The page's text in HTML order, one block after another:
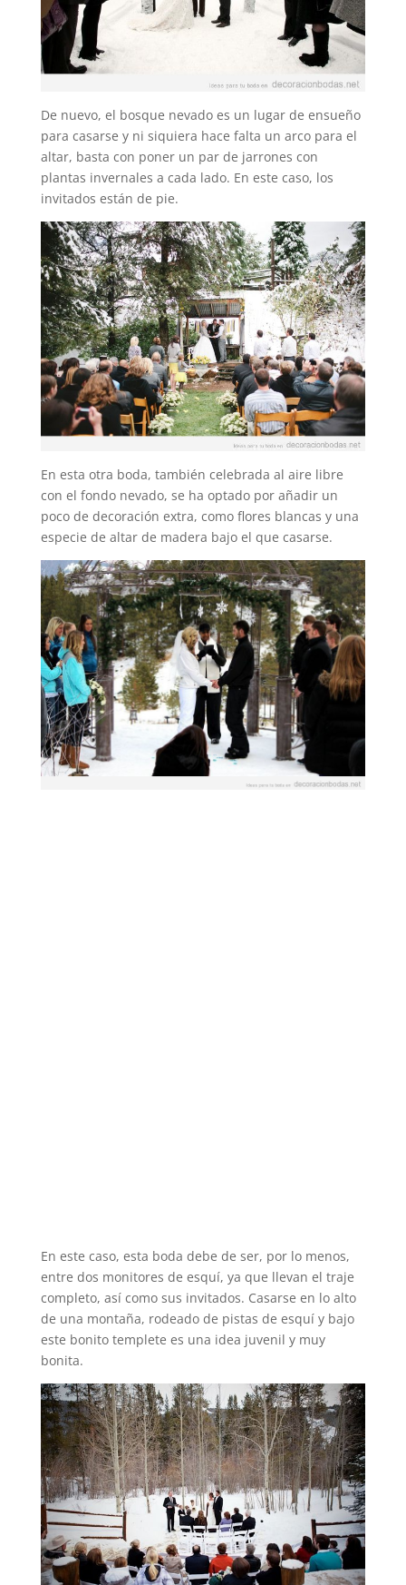
De nuevo, el bosque nevado es un lugar de ensueño
para casarse y ni siquiera hace falta un arco para el
altar, basta con poner un par de jarrones con
plantas invernales a cada lado. En este caso, los
invitados están de pie.
En esta otra boda, también celebrada al aire libre
con el fondo nevado, se ha optado por añadir un
poco de decoración extra, como flores blancas y una
especie de altar de madera bajo el que casarse.
En este caso, esta boda debe de ser, por lo menos,
entre dos monitores de esquí, ya que llevan el traje
completo, así como sus invitados. Casarse en lo alto
de una montaña, rodeado de pistas de esquí y bajo
este bonito templete es una idea juvenil y muy
bonita.